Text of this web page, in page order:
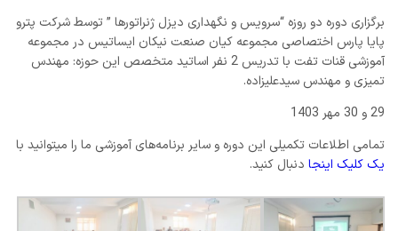
برگزاری دوره دو روزه “سرویس و نگهداری دیزل ژنراتورها ” توسط شرکت پترو
پایا پارس اختصاصی مجموعه کیان صنعت نیکان ایساتیس در مجموعه
آموزشی قنات تفت با تدریس 2 نفر اساتید متخصص این حوزه: مهندس
تمیزی و مهندس سیدعلیزاده.
29 و 30 مهر 1403
تمامی اطلاعات تکمیلی این دوره و سایر برنامه‌های آموزشی ما را میتوانید با
یک کلیک اینجا دنبال کنید.